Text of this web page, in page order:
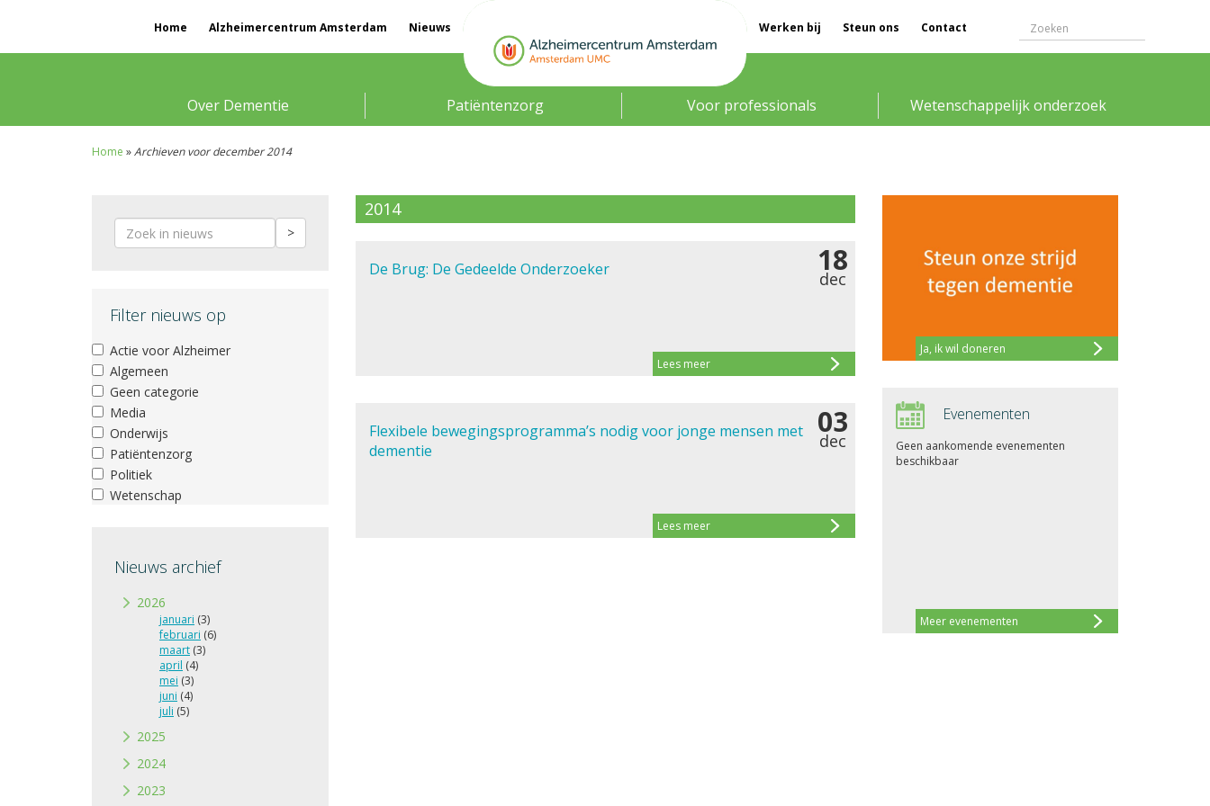
Home Alzheimercentrum Amsterdam Nieuws Werken bij Steun ons Contact
Over Dementie Patiëntenzorg Voor professionals Wetenschappelijk onderzoek
Home »Archieven voor december 2014
>
Filter nieuws op
Actie voor Alzheimer
Algemeen
Geen categorie
Media
Onderwijs
Patiëntenzorg
Politiek
Wetenschap
Nieuws archief
2026
januari (3)
februari (6)
maart (3)
april (4)
mei (3)
juni (4)
juli (5)
2025
2024
2023
2014
De Brug: De Gedeelde Onderzoeker 18
dec
Lees meer
Flexibele bewegingsprogramma’s nodig voor jonge mensen met
dementie
03
dec
Lees meer
Ja, ik wil doneren
Evenementen
Meer evenementen
Geen aankomende evenementen
beschikbaar